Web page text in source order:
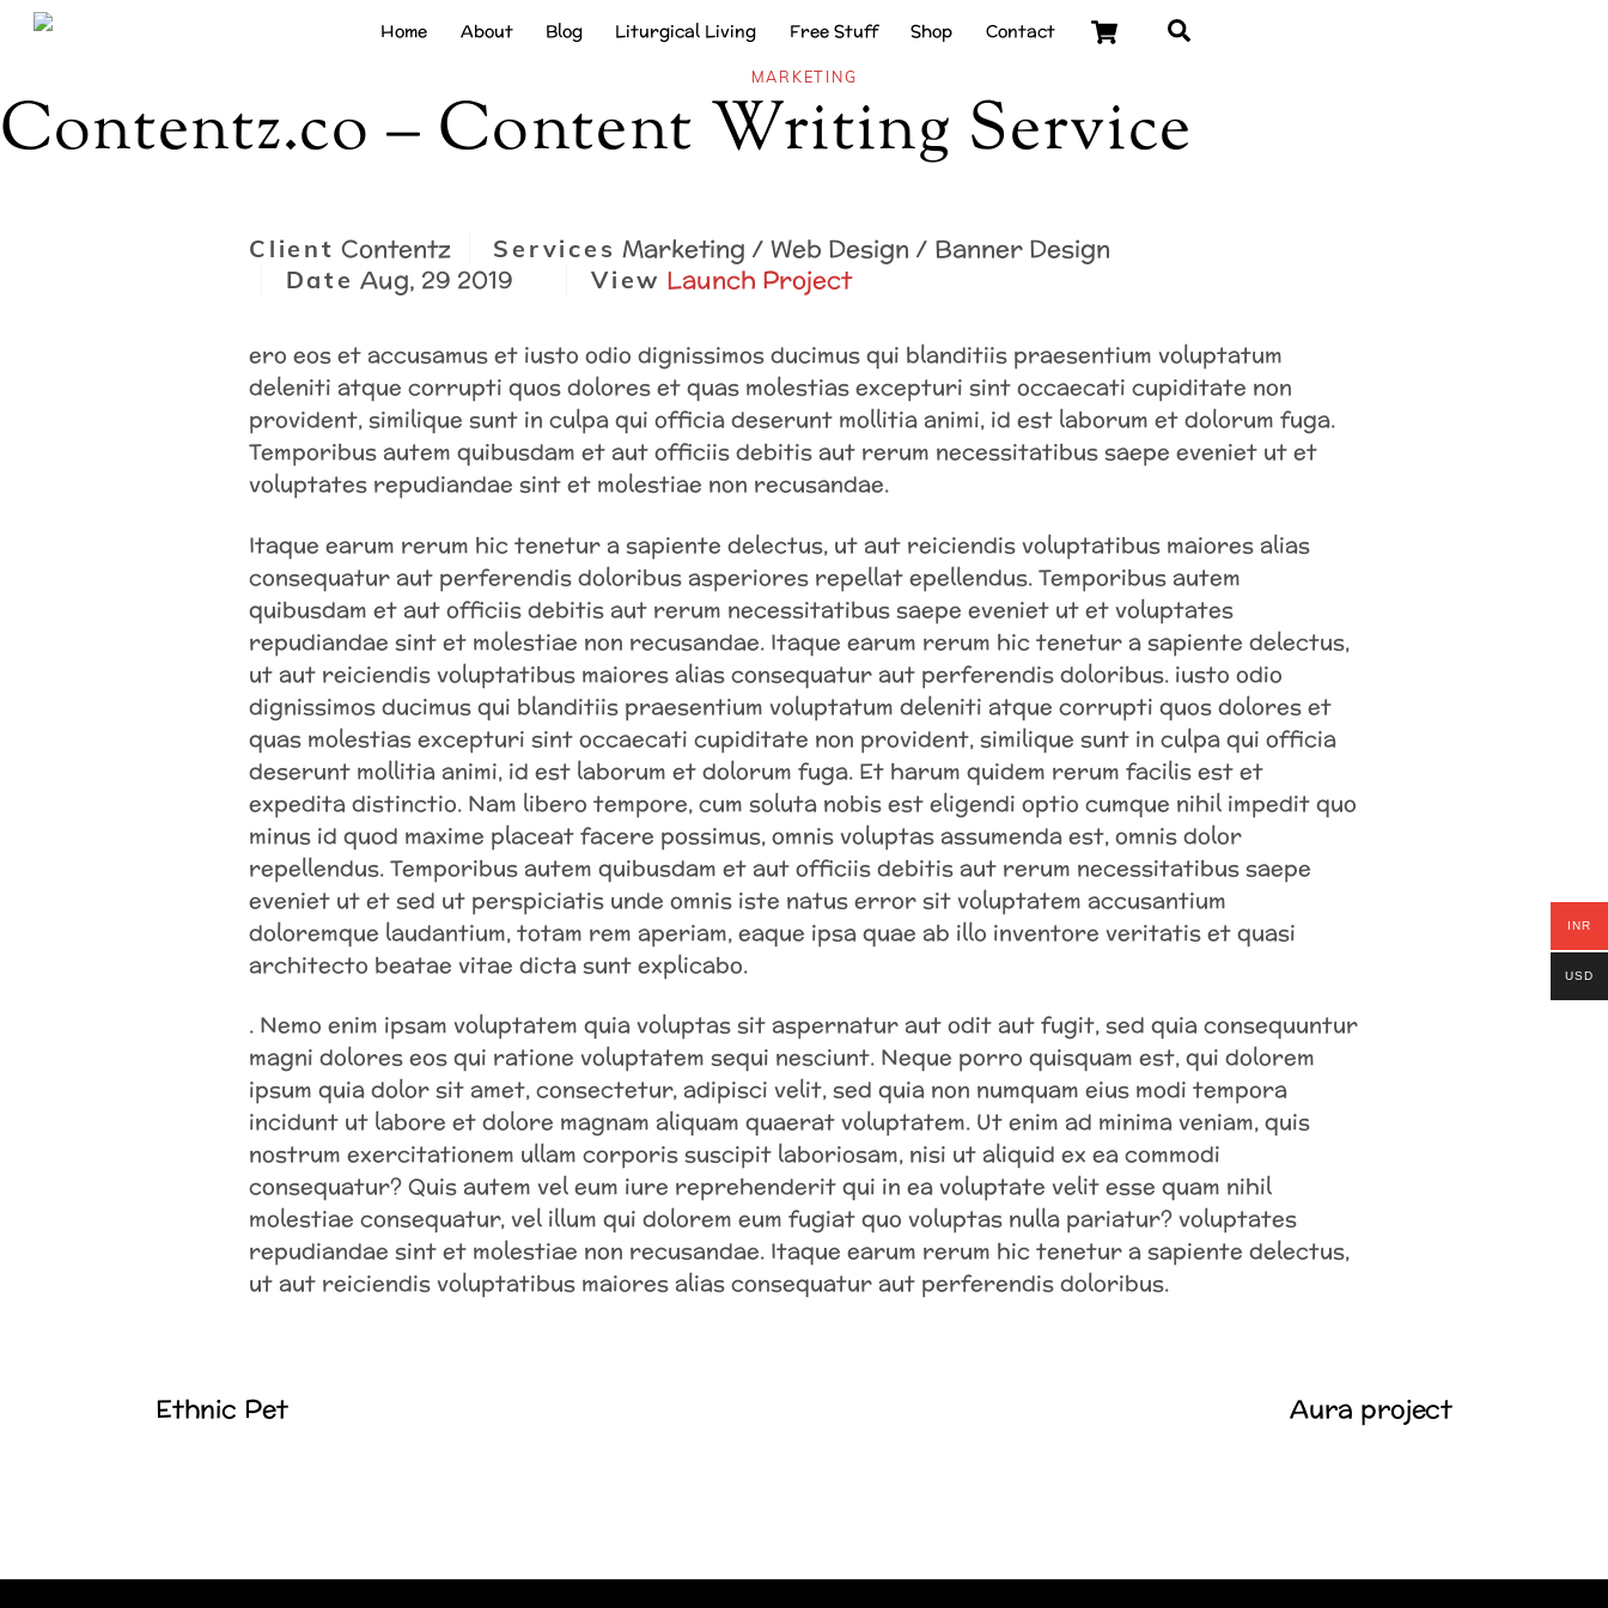
Skip
CartSearch
Home About Blog Liturgical Living Free Stuff Shop Contact
MARKETING
Contentz.co – Content Writing Service
Client Contentz Services Marketing / Web Design / Banner Design
Date Aug, 29 2019 View Launch Project
ero eos et accusamus et iusto odio dignissimos ducimus qui blanditiis praesentium voluptatum
deleniti atque corrupti quos dolores et quas molestias excepturi sint occaecati cupiditate non
provident, similique sunt in culpa qui officia deserunt mollitia animi, id est laborum et dolorum fuga.
Temporibus autem quibusdam et aut officiis debitis aut rerum necessitatibus saepe eveniet ut et
voluptates repudiandae sint et molestiae non recusandae.
Itaque earum rerum hic tenetur a sapiente delectus, ut aut reiciendis voluptatibus maiores alias
consequatur aut perferendis doloribus asperiores repellat epellendus. Temporibus autem
quibusdam et aut officiis debitis aut rerum necessitatibus saepe eveniet ut et voluptates
repudiandae sint et molestiae non recusandae. Itaque earum rerum hic tenetur a sapiente delectus,
ut aut reiciendis voluptatibus maiores alias consequatur aut perferendis doloribus. iusto odio
dignissimos ducimus qui blanditiis praesentium voluptatum deleniti atque corrupti quos dolores et
quas molestias excepturi sint occaecati cupiditate non provident, similique sunt in culpa qui officia
deserunt mollitia animi, id est laborum et dolorum fuga. Et harum quidem rerum facilis est et
expedita distinctio. Nam libero tempore, cum soluta nobis est eligendi optio cumque nihil impedit quo
minus id quod maxime placeat facere possimus, omnis voluptas assumenda est, omnis dolor
repellendus. Temporibus autem quibusdam et aut officiis debitis aut rerum necessitatibus saepe
eveniet ut et sed ut perspiciatis unde omnis iste natus error sit voluptatem accusantium
doloremque laudantium, totam rem aperiam, eaque ipsa quae ab illo inventore veritatis et quasi
architecto beatae vitae dicta sunt explicabo.
. Nemo enim ipsam voluptatem quia voluptas sit aspernatur aut odit aut fugit, sed quia consequuntur
magni dolores eos qui ratione voluptatem sequi nesciunt. Neque porro quisquam est, qui dolorem
ipsum quia dolor sit amet, consectetur, adipisci velit, sed quia non numquam eius modi tempora
incidunt ut labore et dolore magnam aliquam quaerat voluptatem. Ut enim ad minima veniam, quis
nostrum exercitationem ullam corporis suscipit laboriosam, nisi ut aliquid ex ea commodi
consequatur? Quis autem vel eum iure reprehenderit qui in ea voluptate velit esse quam nihil
molestiae consequatur, vel illum qui dolorem eum fugiat quo voluptas nulla pariatur? voluptates
repudiandae sint et molestiae non recusandae. Itaque earum rerum hic tenetur a sapiente delectus,
ut aut reiciendis voluptatibus maiores alias consequatur aut perferendis doloribus.
Ethnic Pet Aura project
INR
USD